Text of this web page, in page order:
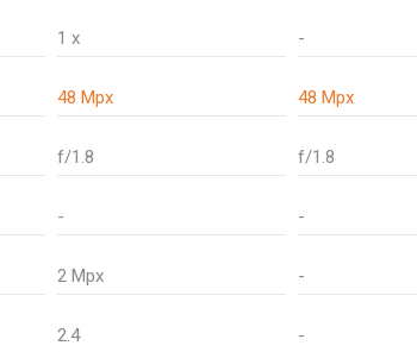
1 x -
48 Mpx 48 Mpx
f/1.8 f/1.8
- -
2 Mpx -
2.4 -